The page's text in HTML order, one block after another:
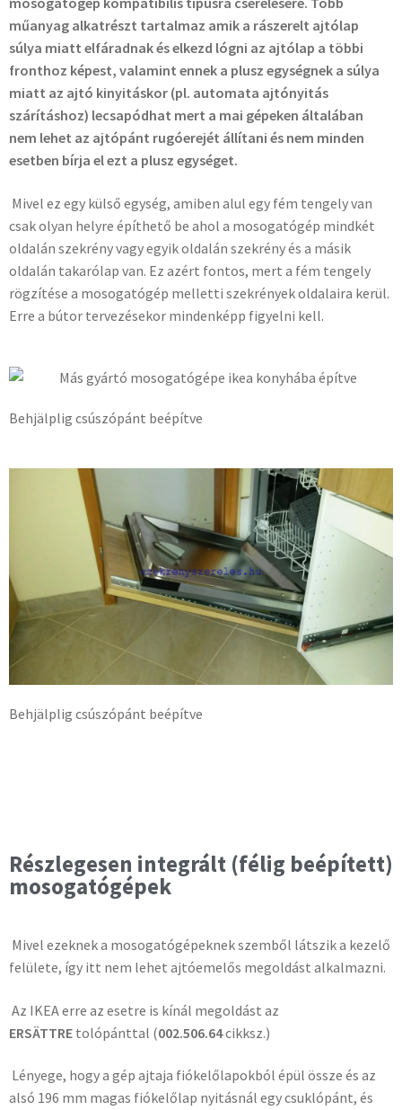
műanyag alkatrészt tartalmaz amik a rászerelt ajtólap
súlya miatt elfáradnak és elkezd lógni az ajtólap a többi
fronthoz képest, valamint ennek a plusz egységnek a súlya
miatt az ajtó kinyitáskor (pl. automata ajtónyitás
szárításhoz) lecsapódhat mert a mai gépeken általában
nem lehet az ajtópánt rugóerejét állítani és nem minden
esetben bírja el ezt a plusz egységet.
Mivel ez egy külső egység, amiben alul egy fém tengely van
csak olyan helyre építhető be ahol a mosogatógép mindkét
oldalán szekrény vagy egyik oldalán szekrény és a másik
oldalán takarólap van. Ez azért fontos, mert a fém tengely
rögzítése a mosogatógép melletti szekrények oldalaira kerül.
Erre a bútor tervezésekor mindenképp figyelni kell.
Behjälplig csúszópánt beépítve
Behjälplig csúszópánt beépítve
Részlegesen integrált (félig beépített)
mosogatógépek
Mivel ezeknek a mosogatógépeknek szemből látszik a kezelő
felülete, így itt nem lehet ajtóemelős megoldást alkalmazni.
Az IKEA erre az esetre is kínál megoldást az
ERSÄTTRE tolópánttal (002.506.64cikksz.)
Lényege, hogy a gép ajtaja fiókelőlapokból épül össze és az
alsó 196 mm magas fiókelőlap nyitásnál egy csuklópánt, és